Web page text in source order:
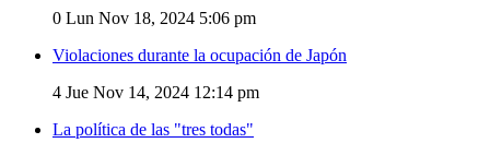
0 Lun Nov 18, 2024 5:06 pm
Violaciones durante la ocupación de Japón
4 Jue Nov 14, 2024 12:14 pm
La política de las "tres todas"